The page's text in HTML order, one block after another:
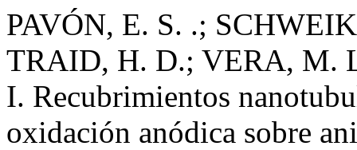
PAVÓN, E. S. .;
TRAID, H. D.; VERA, M.
I. Recubrimientos
oxidación anódica sobre